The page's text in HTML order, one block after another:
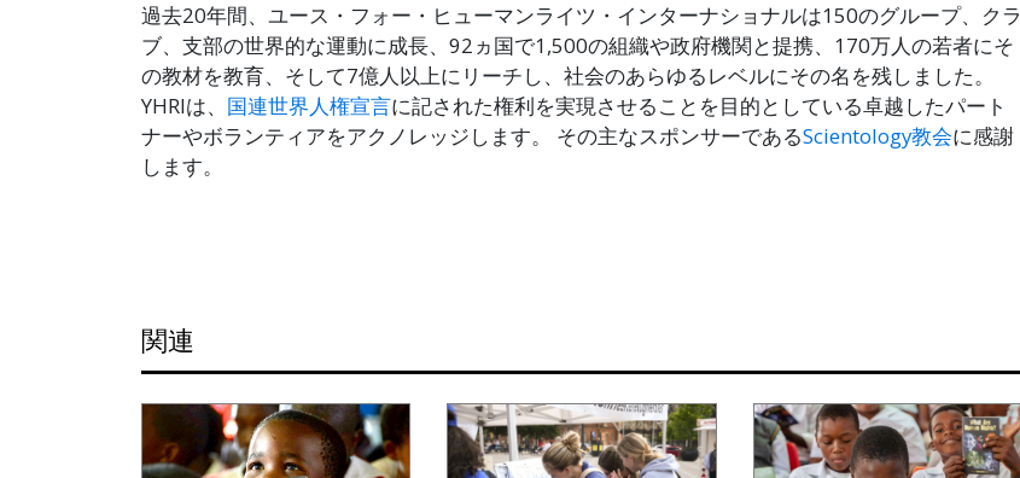
過去20年間、ユース・フォー・ヒューマンライツ・インターナショナルは150のグループ、クラ
ブ、支部の世界的な運動に成長、92ヵ国で1,500の組織や政府機関と提携、170万人の若者にそ
の教材を教育、そして7億人以上にリーチし、社会のあらゆるレベルにその名を残しました。
YHRIは、 国連世界人権宣言に記された権利を実現させることを目的としている卓越したパート
ナーやボランティアをアクノレッジします。 その主なスポンサーであるScientology教会に感謝
します。
関連